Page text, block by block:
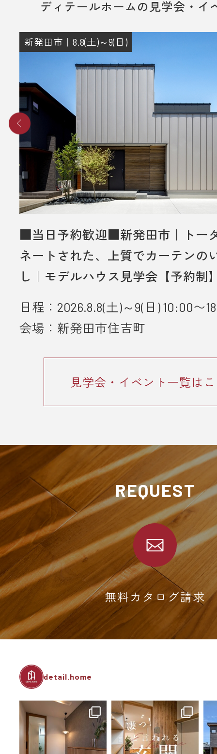
ディテールホームの見学会・イ
新発田市｜8.8(土)～9(日)
■当日予約歓迎■新発田市｜トー
ネートされた、上質でカーテンの
し｜モデルハウス見学会【予約制
日程：2026.8.8(土)～9(日) 10:00〜
会場：新発田市住吉町
見学会・イベント一覧は
REQUEST
無料カタログ請求
detail.home